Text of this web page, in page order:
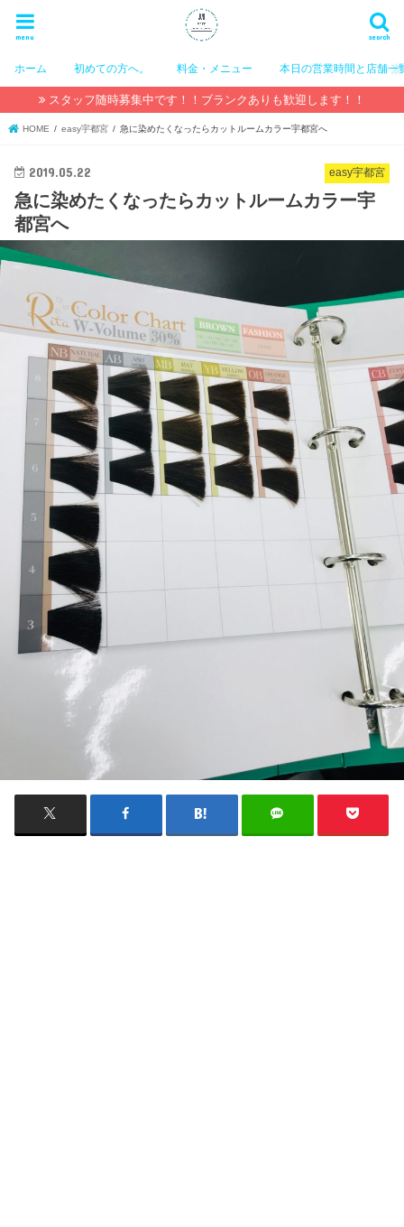
search
menu
ホーム 初めての方へ。 料金・メニュー 本日の営業時間と店舗一
スタッフ随時募集中です！！ブランクありも歓迎します！！
HOME easy宇都宮 急に染めたくなったらカットルームカラー宇都宮へ
easy宇都宮
2019.05.22
急に染めたくなったらカットルームカラー宇
都宮へ